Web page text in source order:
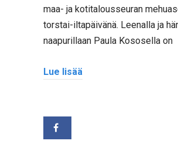
maa- ja kotitalousseuran
torstai-iltapäivänä. Leenalla ja
naapurillaan Paula Kososella on
Lue lisää